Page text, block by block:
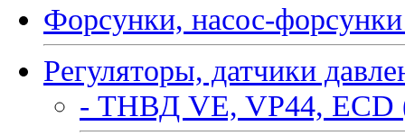
Форсунки, насос-
Регуляторы, датчики
- ТНВД VE, VP44, ECD